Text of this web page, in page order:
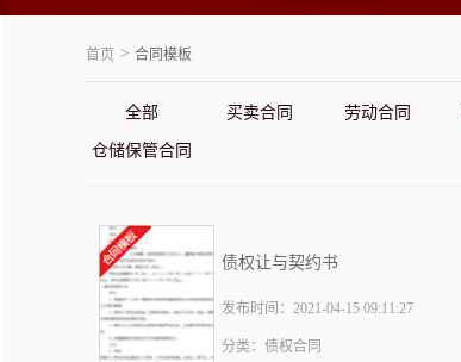
首页 > 合同模板
全部 买卖合同 劳动合同
仓储保管合同
债权让与契约书
发布时间：2021-04-15 09:11:27
分类：债权合同